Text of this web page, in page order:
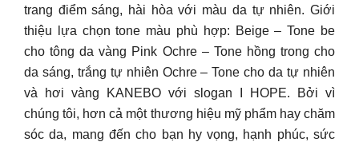
trang điểm sáng, hài hòa với màu da tự nhiên. Giới
thiệu lựa chọn tone màu phù hợp: Beige – Tone be
cho tông da vàng Pink Ochre – Tone hồng trong cho
da sáng, trắng tự nhiên Ochre – Tone cho da tự nhiên
và hơi vàng KANEBO với slogan I HOPE. Bởi vì
chúng tôi, hơn cả một thương hiệu mỹ phẩm hay chăm
sóc da, mang đến cho bạn hy vọng, hạnh phúc, sức